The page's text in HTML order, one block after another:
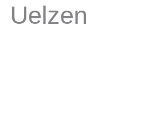
Uelzen